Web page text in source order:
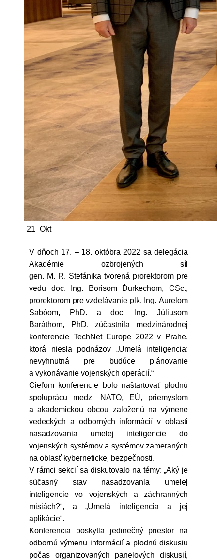
21 Okt
V dňoch 17. – 18. októbra 2022 sa delegácia
Akadémie ozbrojených síl
gen. M. R. Štefánika tvorená prorektorom pre
vedu doc. Ing. Borisom Ďurkechom, CSc.,
prorektorom pre vzdelávanie plk. Ing. Aurelom
Sabóom, PhD. a doc. Ing. Júliusom
Baráthom, PhD. zúčastnila medzinárodnej
konferencie TechNet Europe 2022 v Prahe,
ktorá niesla podnázov „Umelá inteligencia:
nevyhnutná pre budúce plánovanie
a vykonávanie vojenských operácií.“
Cieľom konferencie bolo naštartovať plodnú
spoluprácu medzi NATO, EÚ, priemyslom
a akademickou obcou založenú na výmene
vedeckých a odborných informácií v oblasti
nasadzovania umelej inteligencie do
vojenských systémov a systémov zameraných
na oblasť kybernetickej bezpečnosti.
V rámci sekcií sa diskutovalo na témy: „Aký je
súčasný stav nasadzovania umelej
inteligencie vo vojenských a záchranných
misiách?“, a „Umelá inteligencia a jej
aplikácie“.
Konferencia poskytla jedinečný priestor na
odbornú výmenu informácií a plodnú diskusiu
počas organizovaných panelových diskusií,